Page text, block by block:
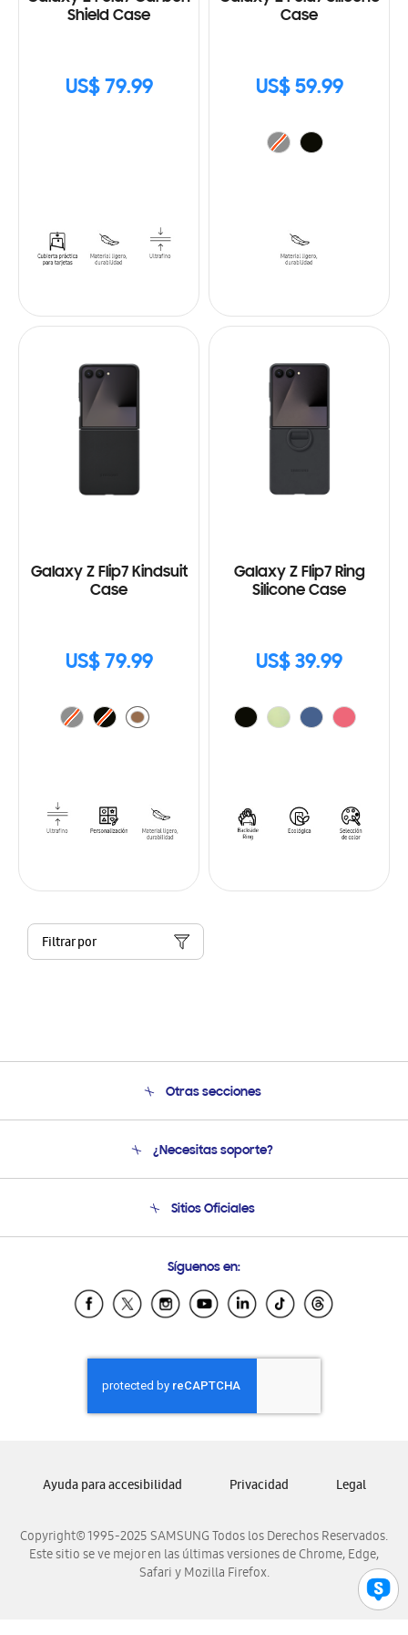
Shield Case
US$ 79.99
Case
US$ 59.99
Galaxy Z Flip7 Kindsuit
Case
US$ 79.99
Galaxy Z Flip7 Ring
Silicone Case
US$ 39.99
Filtrar por
Otras secciones
Soporte
¿Necesitas soporte?
Soporte vía eMail
Sitios Oficiales
Samsung Ecuador
Samsung El Salvador
Samsung Honduras
Samsung Nicaragua
Samsung Panamá
Samsung Venezuela
Síguenos en:
Copyright© 1995-2025 SAMSUNG Todos los Derechos Reservados.
Este sitio se ve mejor en las últimas versiones de Chrome, Edge,
Safari y Mozilla Firefox.
Ayuda para accesibilidad Privacidad Legal